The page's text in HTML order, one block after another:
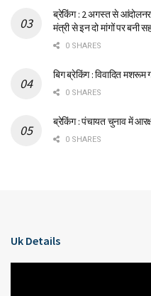
ब्रेकिंग : 2 अगस्त से
मंत्री से इन दो मांगों पर बनी
0 SHARES
बिग ब्रेकिंग : विवादित मशरूम
0 SHARES
ब्रेकिंग : पंचायत चुनाव में
0 SHARES
Uk Details